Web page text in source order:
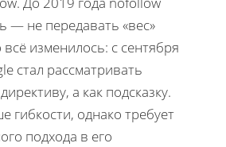
— не передавать «вес»
изменилось: с сентября
стал рассматривать
а как подсказку.
гибкости, однако требует
подхода в его